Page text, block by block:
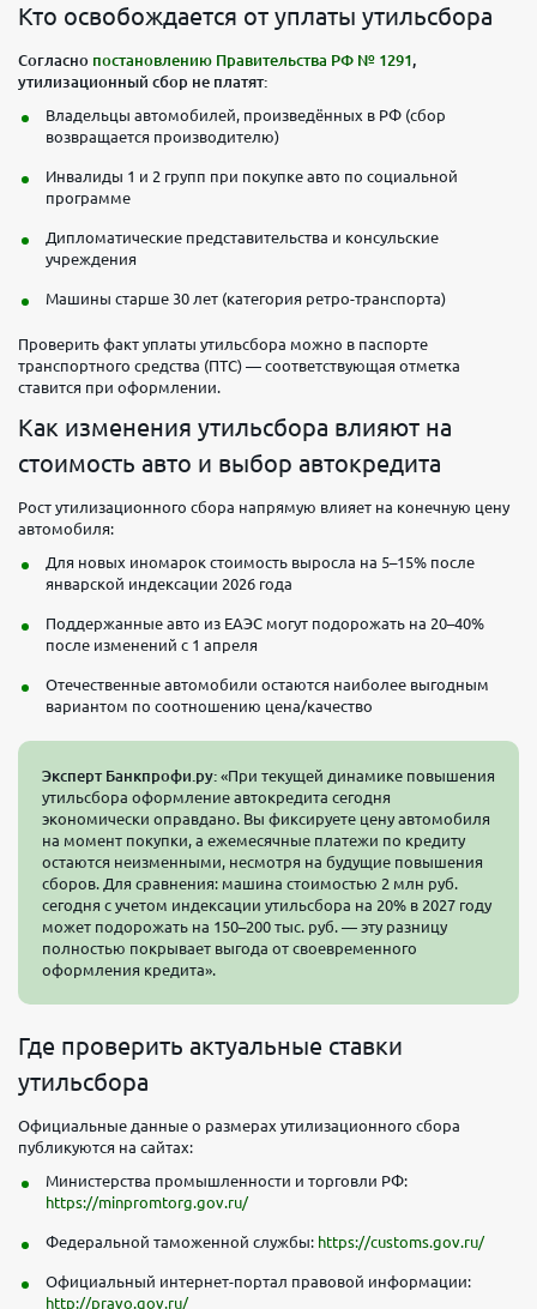
Кто освобождается от уплаты утильсбора
Согласно постановлению Правительства РФ № 1291
утилизационный сбор не платят:
Владельцы автомобилей, произведённых в РФ (сбор
возвращается производителю)
Инвалиды 1 и 2 групп при покупке авто по социальной
программе
Дипломатические представительства и консульские
учреждения
Машины старше 30 лет (категория ретро-транспорта)
Проверить факт уплаты утильсбора можно в паспорте
транспортного средства (ПТС) — соответствующая отметка
ставится при оформлении.
Как изменения утильсбора влияют на
стоимость авто и выбор автокредита
Рост утилизационного сбора напрямую влияет на конечную цену
автомобиля:
Для новых иномарок стоимость выросла на 5–15% после
январской индексации 2026 года
Поддержанные авто из ЕАЭС могут подорожать на 20–40%
после изменений с 1 апреля
Отечественные автомобили остаются наиболее выгодным
вариантом по соотношению цена/качество
Эксперт Банкпрофи.ру: «При текущей динамике повышения
утильсбора оформление автокредита сегодня
экономически оправдано. Вы фиксируете цену автомобиля
на момент покупки, а ежемесячные платежи по кредиту
остаются неизменными, несмотря на будущие повышения
сборов. Для сравнения: машина стоимостью 2 млн руб.
сегодня с учетом индексации утильсбора на 20% в 2027 году
может подорожать на 150–200 тыс. руб. — эту разницу
полностью покрывает выгода от своевременного
оформления кредита».
Где проверить актуальные ставки
утильсбора
Официальные данные о размерах утилизационного сбора
публикуются на сайтах:
Министерства промышленности и торговли РФ:
https://minpromtorg.gov.ru/
Федеральной таможенной службы: https://customs.gov.ru/
Официальный интернет-портал правовой информации:
http://pravo.gov.ru/